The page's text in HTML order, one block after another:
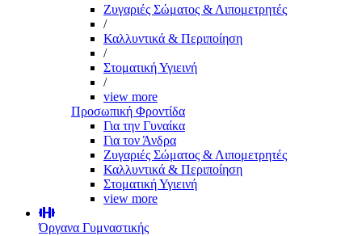
Ζυγαριές Σώματος & Λιπομετρητές
/
Καλλυντικά & Περιποίηση
/
Στοματική Υγιεινή
/
view more
Προσωπική Φροντίδα
Για την Γυναίκα
Για τον Άνδρα
Ζυγαριές Σώματος & Λιπομετρητές
Καλλυντικά & Περιποίηση
Στοματική Υγιεινή
view more
Όργανα Γυμναστικής